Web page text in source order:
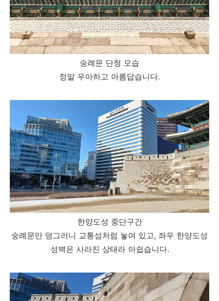
숭례문 단청 모습
정말 우아하고 아름답습니다.
한양도성 중단구간
숭례문만 덩그러니 교통섬처럼 놓여 있고, 좌우 한양도성
성벽은 사라진 상태라 아쉽습니다.